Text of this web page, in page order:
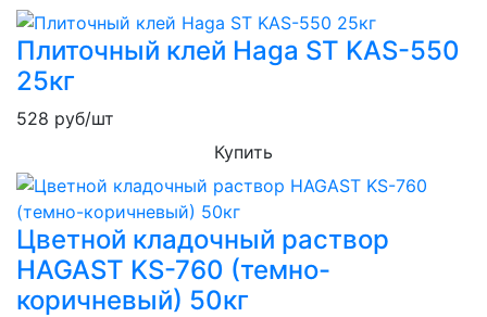
Плиточный клей Haga ST KAS-550
25кг
528 руб/шт
Купить
Цветной кладочный раствор
HAGAST KS-760 (темно-
коричневый) 50кг